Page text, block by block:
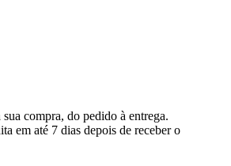
sua compra, do pedido à entrega.
em até 7 dias depois de receber o